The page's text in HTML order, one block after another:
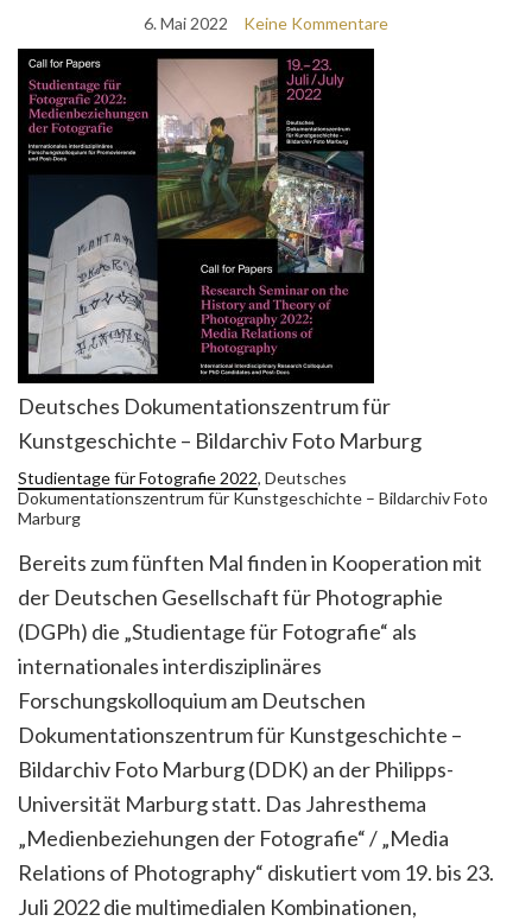
6. Mai 2022 Keine Kommentare
Deutsches Dokumentationszentrum für
Kunstgeschichte – Bildarchiv Foto Marburg
Studientage für Fotografie 2022, Deutsches
Dokumentationszentrum für Kunstgeschichte – Bildarchiv Foto
Marburg
Bereits zum fünften Mal finden in Kooperation mit
der Deutschen Gesellschaft für Photographie
(DGPh) die „Studientage für Fotografie“ als
internationales interdisziplinäres
Forschungskolloquium am Deutschen
Dokumentationszentrum für Kunstgeschichte –
Bildarchiv Foto Marburg (DDK) an der Philipps-
Universität Marburg statt. Das Jahresthema
„Medienbeziehungen der Fotografie“ / „Media
Relations of Photography“ diskutiert vom 19. bis 23.
Juli 2022 die multimedialen Kombinationen,